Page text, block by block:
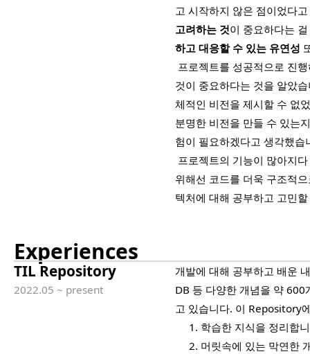
고 시작하지 않은 점이었다
고려하는 것이 중요하다는
하고 대응할 수 있는 유연성
프로젝트를 성공적으로 진
것이 중요하다는 것을 알았
체적인 비전을 제시할 수 없
분명한 비전을 만들 수 있는
험이 필요하겠다고 생각했습
프로젝트의 기능이 많아지
위해선 코드를 더욱 구조적
텍처에 대해 공부하고 고민
Experiences
TIL Repository
2022.05 ~ present
개발에 대해 공부하고 배운
DB 등 다양한 개념을 약
고 있습니다. 이 Repository
1. 학습한 지식을 정리합
2. 머릿속에 있는 막연한